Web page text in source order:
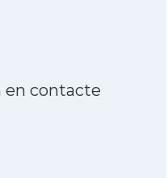
en contacte